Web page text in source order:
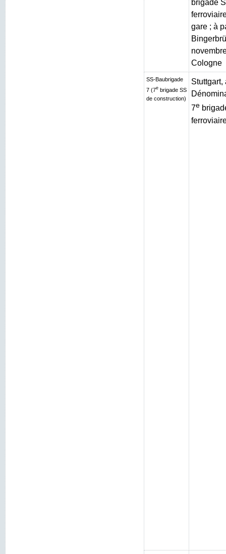
brigade
gare ; à
Cologne
SS-Baubrigade
7 (7e brigade SS
de construction)
Stuttgart,
7e